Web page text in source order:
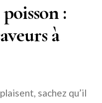
:
à
sachez qu’il